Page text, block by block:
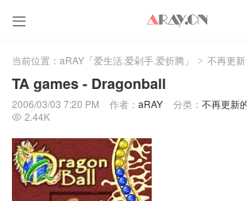

当前位置： aRAY「爱生活.爱剁手.爱折腾」 > 不再更新
TA games - Dragonball
2006/03/03 7:20 PM 作者： aRAY 分类： 不再更新
 2.44K